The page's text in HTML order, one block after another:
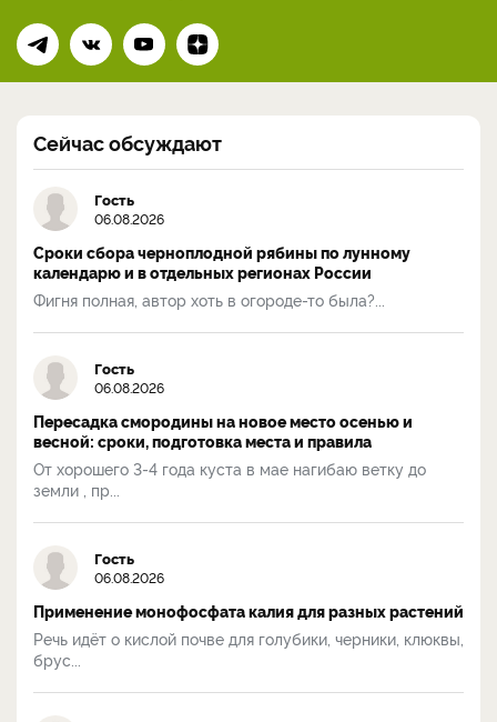
Сейчас обсуждают
Гость
06.08.2026
Сроки сбора черноплодной рябины по лунному
календарю и в отдельных регионах России
Фигня полная, автор хоть в огороде-то была?...
Гость
06.08.2026
Пересадка смородины на новое место осенью и
весной: сроки, подготовка места и правила
От хорошего 3-4 года куста в мае нагибаю ветку до
земли , пр...
Гость
06.08.2026
Применение монофосфата калия для разных растений
Речь идёт о кислой почве для голубики, черники, клюквы,
брус...